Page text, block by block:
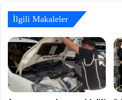
İlgili Makaleler